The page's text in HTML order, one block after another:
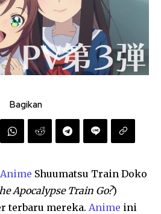
Bagikan
Anime Shuumatsu Train Doko
Apocalypse Train Go?)
terbaru mereka. Anime ini